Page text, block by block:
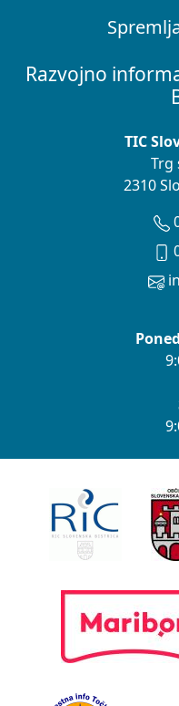
Razvojno
TIC
Trg
2310